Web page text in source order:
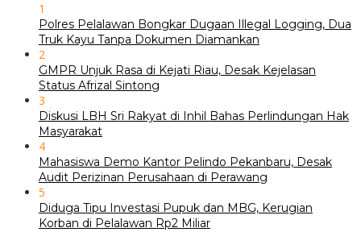
1
Polres Pelalawan Bongkar Dugaan Illegal Logging, Dua
Truk Kayu Tanpa Dokumen Diamankan
2
GMPR Unjuk Rasa di Kejati Riau, Desak Kejelasan
Status Afrizal Sintong
3
Diskusi LBH Sri Rakyat di Inhil Bahas Perlindungan Hak
Masyarakat
4
Mahasiswa Demo Kantor Pelindo Pekanbaru, Desak
Audit Perizinan Perusahaan di Perawang
5
Diduga Tipu Investasi Pupuk dan MBG, Kerugian
Korban di Pelalawan Rp2 Miliar